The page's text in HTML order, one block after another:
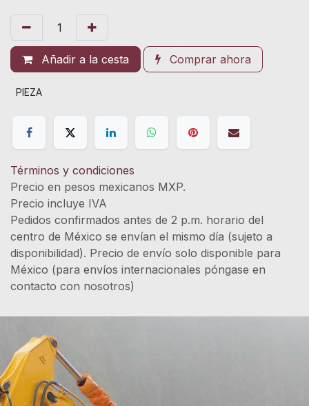
Añadir a la cesta Comprar ahora
PIEZA
Términos y condiciones
Precio en pesos mexicanos MXP.
Precio incluye IVA
Pedidos confirmados antes de 2 p.m. horario del
centro de México se envían el mismo día (sujeto a
disponibilidad). Precio de envío solo disponible para
México (para envíos internacionales póngase en
contacto con nosotros)